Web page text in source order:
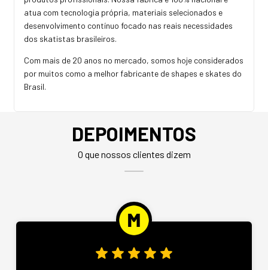
atua com tecnologia própria, materiais selecionados e
desenvolvimento contínuo focado nas reais necessidades
dos skatistas brasileiros.
Com mais de 20 anos no mercado, somos hoje considerados
por muitos como a melhor fabricante de shapes e skates do
Brasil.
DEPOIMENTOS
O que nossos clientes dizem